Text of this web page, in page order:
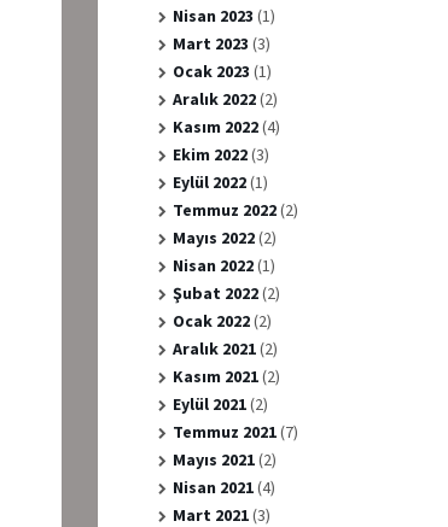
Nisan 2023 (1)
Mart 2023 (3)
Ocak 2023 (1)
Aralık 2022(2)
Kasım 2022(4)
Ekim 2022(3)
Eylül 2022(1)
Temmuz 2022(2)
Mayıs 2022(2)
Nisan 2022(1)
Şubat 2022(2)
Ocak 2022(2)
Aralık 2021(2)
Kasım 2021(2)
Eylül 2021(2)
Temmuz 2021(7)
Mayıs 2021(2)
Nisan 2021(4)
Mart 2021(3)